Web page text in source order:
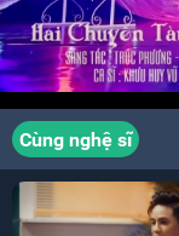
Cùng nghệ sĩ